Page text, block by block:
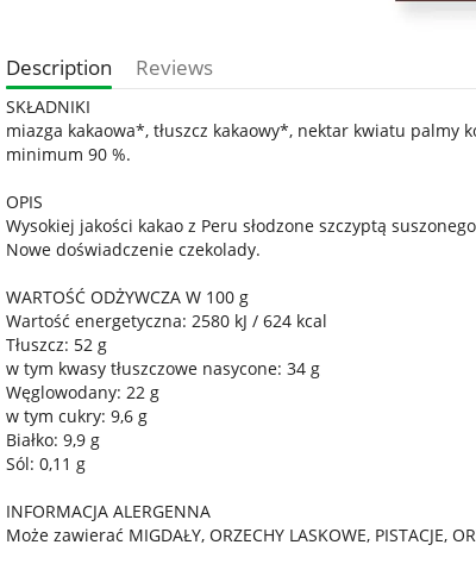
Description Reviews
SKŁADNIKI
miazga kakaowa*, tłuszcz kakaowy*, nektar kwiatu palmy
minimum 90 %.
OPIS
Wysokiej jakości kakao z Peru słodzone szczyptą
Nowe doświadczenie czekolady.
WARTOŚĆ ODŻYWCZA W 100 g
Wartość energetyczna: 2580 kJ / 624 kcal
Tłuszcz: 52 g
w tym kwasy tłuszczowe nasycone: 34 g
Węglowodany: 22 g
w tym cukry: 9,6 g
Białko: 9,9 g
Sól: 0,11 g
INFORMACJA ALERGENNA
Może zawierać MIGDAŁY, ORZECHY LASKOWE, PISTACJE,